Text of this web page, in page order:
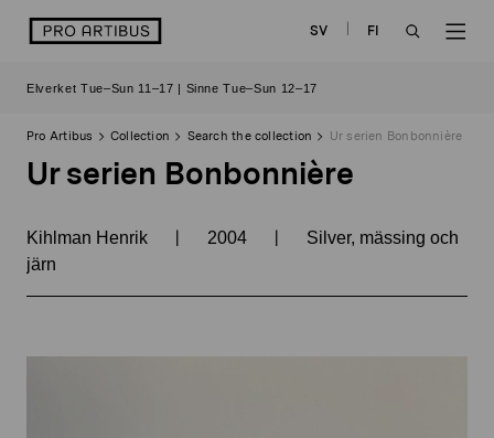
logo SV
FI
Elverket Tue–Sun 11–17 | Sinne Tue–Sun 12–17
Pro Artibus Collection Search the collection Ur serien Bonbonnière
Ur serien Bonbonnière
Kihlman Henrik | 2004 |
Silver, mässing och
järn